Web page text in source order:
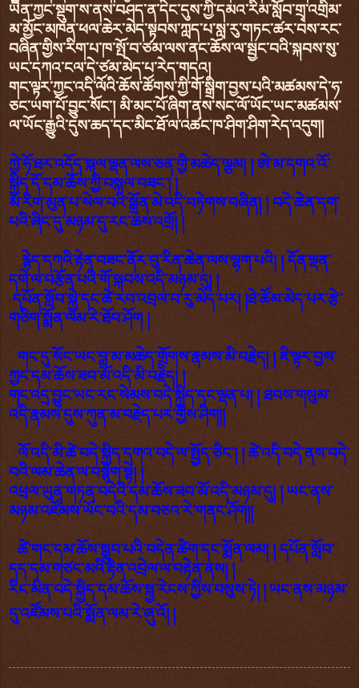
ཡིན་ཀྱང་སྡུག་ས་ནས་བཤད་ན་དེང་དུས་ཀྱི་དམའ་རིམ་སློབ་གྲྭ་འགྲིམ་
མ་མྱོང་མཁན་ཕལ་ཆེར་མེད་སྟབས་ཀླད་པ་སླ་རུ་གཏང་ཚར་བས་རང་
བཞིན་གྱིས་རིག་པ་ཁ་སྤོ་བ་ཙམ་ལས་ནང་ཆོས་ལ་སྦྱང་བའི་སྐབས་སུ་
ཡང་དཀའ་ངལ་དེ་ཙམ་མེད་པ་རེད་གདའ།
གང་ལྟར་ཀྱང་འདི་ལོའི་ཆོས་ཚོགས་ཀྱི་གོ་སྒྲིག་བྱས་པའི་མཚམས་དེ་ཧ་
ཅང་ཡག་པོ་བྱུང་སོང་། མི་མང་པོ་ཞིག་ནས་སང་ལོ་ཡོང་ཡང་མཚམས་
ལ་ཡོང་རྒྱུའི་དུས་ཆད་དང་མིང་ཐོ་ལ་འཚང་ཁ་ཤིག་ཤིག་རེད་འདུག།
ཀྱེ་ཧོ་ཐར་འདོད་སྐལ་ལྡན་ལས་ཅན་གྱི་མཆེད་ལྕམ། ། ཨེ་མ་དགའ་འོ་
སྐྱིད་དོ་དམ་ཆོས་ཀྱི་བསྐལ་བཟང་། །
མ་རིག་མུན་པ་སེལ་བའི་སྒྲོན་མེ་འདི་བཏེགས་བཞིན། ། བདེ་ཆེན་དག་
པའི་ཞིང་དུ་མཉམ་དུ་རང་ཆས་འགྲོ། །
རྙེད་དཀའི་རྟེན་བཟང་ནོར་བུ་རིན་ཆེན་ལས་ལྷག་པའི། ། དོན་ལྡན་
དགེ་ལ་བརྩོན་པའི་གོ་སྐབས་འདི་མཉམ་དུ། །
དཔོན་སློབ་སྐྱེ་དང་ཚེ་རབ་འབྲལ་བ་རུ་མེད་པར། །ཐེ་ཚོམ་མེད་པར་རྩེ་
གཅིག་སྨོན་ལམ་རེ་ཐོབ་ཤོག །
གང་དུ་སོང་ཡང་བླ་མ་མཆེད་གྲོགས་རྣམས་མི་བརྗེད། ། ཇི་ལྟར་བྱས་
ཀྱང་དམ་ཆོས་ཟབ་མོ་འདི་མི་བརྗེེད། །
གང་འདྲ་བྱུང་ཡང་རང་སེམས་བདེ་སྐྱིད་དང་ལྡན་པ། ། ཐབས་གསུམ་
འདི་རྣམས་དུས་ཀུན་མ་བརྗེད་པར་གྱིས་ཤིག།།
ལོ་འདི་མི་ཚེ་བདེ་སྐྱིད་དགའ་བདེ་ལ་སྤྱོད་ཅིང་། ། ཚེ་འདི་བདེ་ནས་བདེ་
བའི་ལམ་ཆེན་ལ་བསྙེག་སྟེ། །
འཕྲལ་ཡུན་གཏན་བདེའི་དམ་ཆོས་ཟབ་མོ་འདི་མཉམ་དུ། ། ཡང་ནས་
མཉམ་འཛོམས་ཡོང་བའི་དམ་བཅའ་རེ་གནང་ཤོག།།
ཚེ་གང་དམ་ཆོས་སྒྲུབ་པའི་བདེན་ཚིག་དང་སྨོན་ལམ། ། དཔོན་སློབ་
དད་དམ་གཙང་མའི་རྟེན་འབྲེལ་ལ་བརྟེན་ནས། །
རིང་མིན་བདེ་སྐྱིད་དམ་ཆོས་སྐྱ་རེངས་ཀྱིས་བསུས་ཏེ། ། ཡང་ནས་མཉམ་
དུ་འཛོམས་པའི་སྨོན་ལམ་རེ་ཞུ་འོ། །